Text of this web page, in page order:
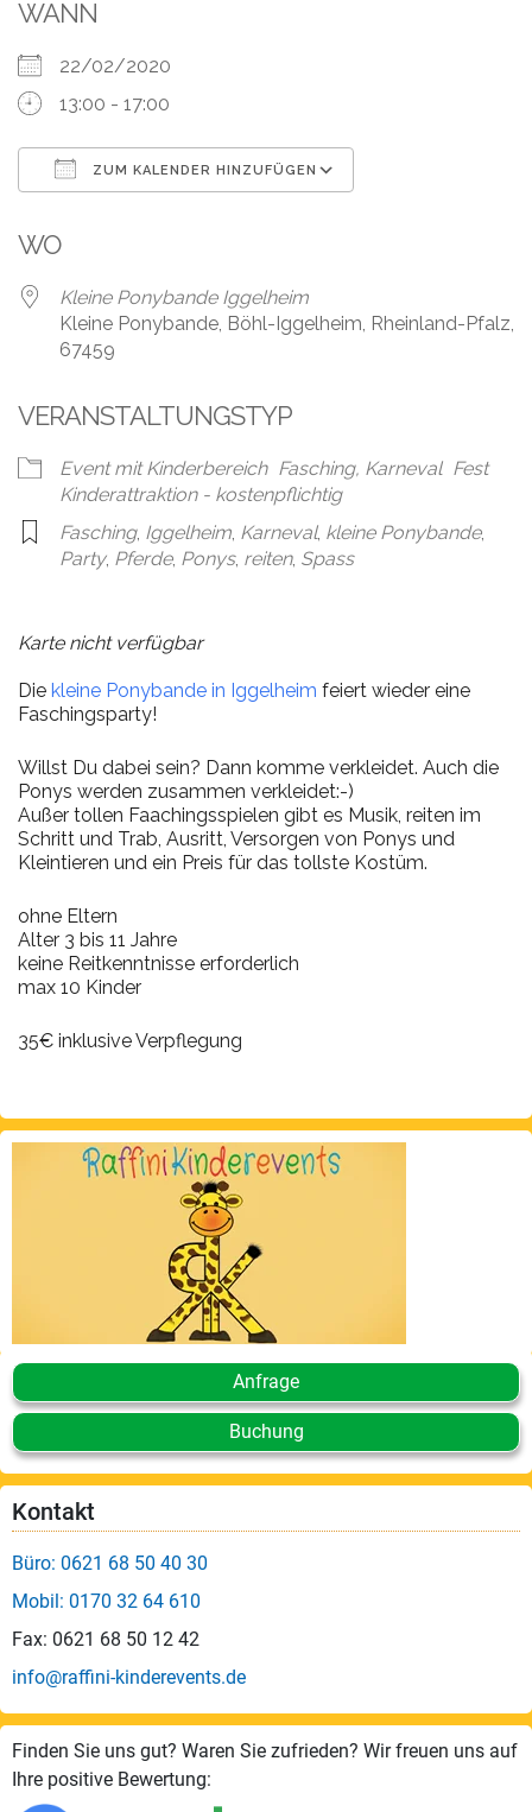
Über
Fotos,
Events
Referenzen
Blog
Jobs
Partner/Links
WANN
22/02/2020
13:00 - 17:00
ZUM KALENDER HINZUFÜGEN
WO
Kleine Ponybande Iggelheim
Kleine Ponybande, Böhl-Iggelheim, Rheinland-Pfalz,
67459
VERANSTALTUNGSTYP
Event mit Kinderbereich Fasching, Karneval Fest
Kinderattraktion - kostenpflichtig
Fasching, Iggelheim, Karneval, kleine Ponybande,
Party, Pferde, Ponys, reiten, Spass
Karte nicht verfügbar
Die kleine Ponybande in Iggelheim feiert wieder eine
Faschingsparty!
Willst Du dabei sein? Dann komme verkleidet. Auch die
Ponys werden zusammen verkleidet:-)
Außer tollen Faachingsspielen gibt es Musik, reiten im
Schritt und Trab, Ausritt, Versorgen von Ponys und
Kleintieren und ein Preis für das tollste Kostüm.
ohne Eltern
Alter 3 bis 11 Jahre
keine Reitkenntnisse erforderlich
max 10 Kinder
35€ inklusive Verpflegung
Anfrage
Buchung
Kontakt
Büro: 0621 68 50 40 30
Mobil: 0170 32 64 610
Fax: 0621 68 50 12 42
info@raffini-kinderevents.de
Finden Sie uns gut? Waren Sie zufrieden? Wir freuen uns auf
Ihre positive Bewertung: